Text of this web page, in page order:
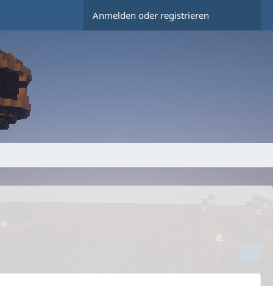
Anmelden oder registrieren